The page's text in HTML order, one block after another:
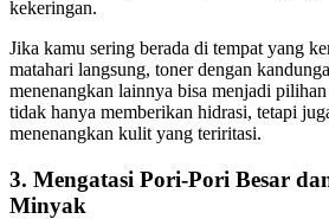
kekeringan.
Jika kamu sering berada di tempat yang
matahari langsung, toner dengan
menenangkan lainnya bisa menjadi
tidak hanya memberikan hidrasi, tetapi
menenangkan kulit yang teriritasi.
3. Mengatasi Pori-Pori Besar
Minyak